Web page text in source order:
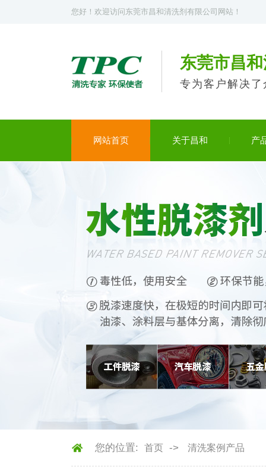
您好！欢迎访问东莞市昌和清洗剂有限公司网站！
东莞市昌
专为客户解决
网站首页 关于昌和 产
您的位置: 首页 -> 清洗案例产品